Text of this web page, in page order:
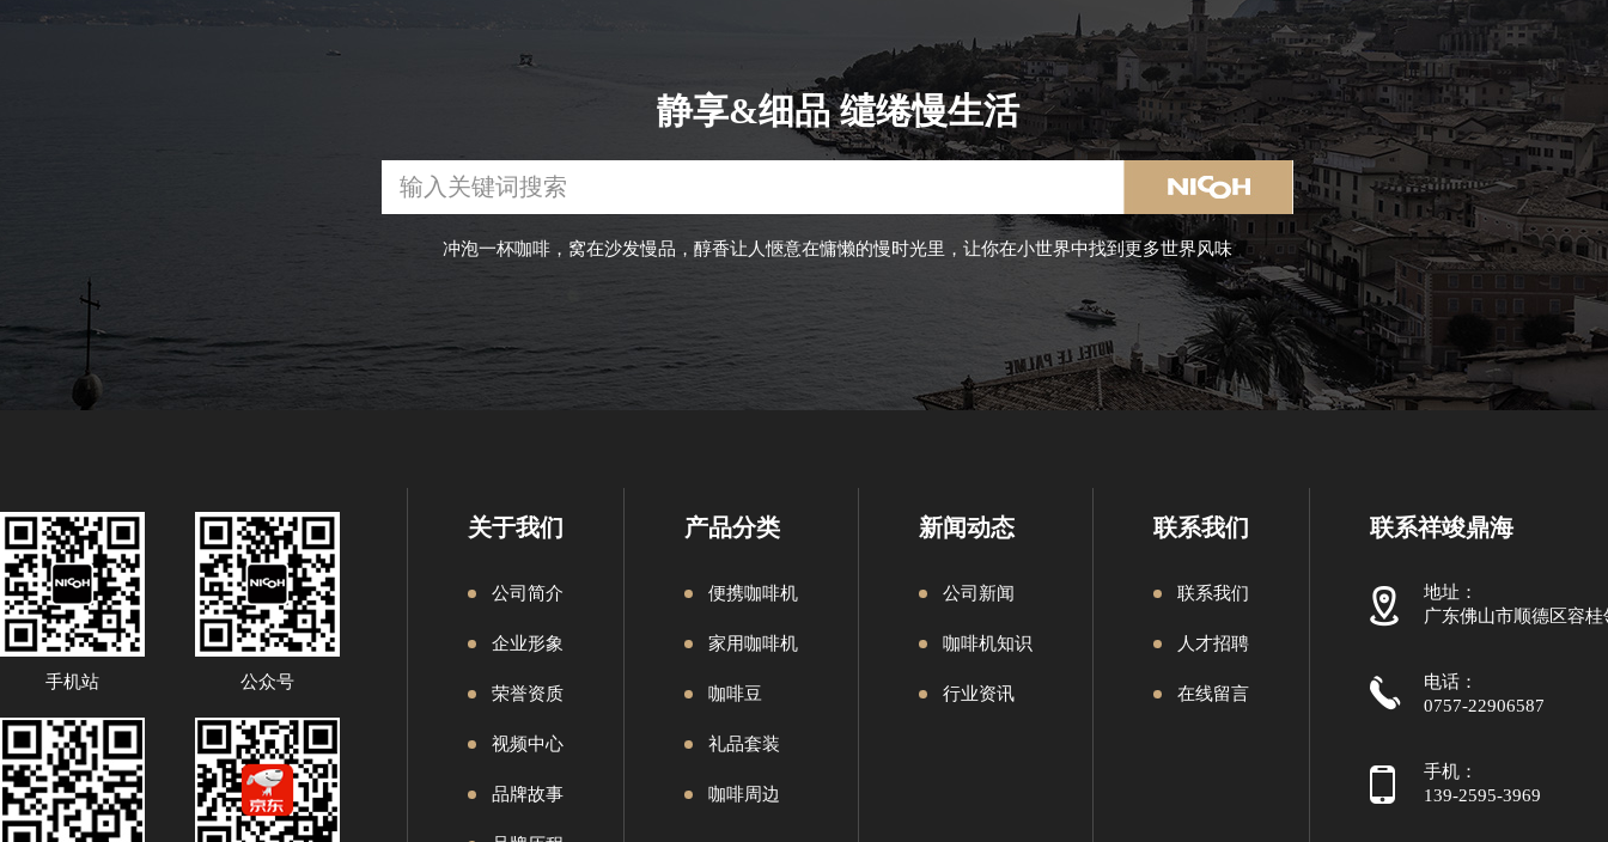
静享&细品 缱绻慢生活
冲泡一杯咖啡，窝在沙发慢品，醇香让人愜意在慵懒的慢时光里，让你在小世界中找到更多世界风味
手机站 公众号
关于我们
公司简介
企业形象
荣誉资质
视频中心
品牌故事
产品分类
便携咖啡机
家用咖啡机
咖啡豆
礼品套装
咖啡周边
新闻动态
公司新闻
咖啡机知识
行业资讯
联系我们
联系我们
人才招聘
在线留言
联系祥竣鼎海
地址：
广东佛山市顺德区容
电话：
0757-22906587
手机：
139-2595-3969